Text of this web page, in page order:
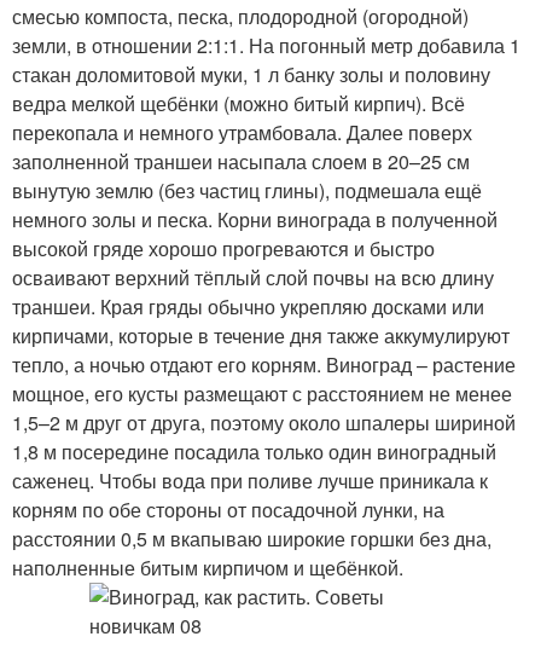
смесью компоста, песка, плодородной (огородной)
земли, в отношении 2:1:1. На погонный метр добавила 1
стакан доломитовой муки, 1 л банку золы и половину
ведра мелкой щебёнки (можно битый кирпич). Всё
перекопала и немного утрамбовала. Далее поверх
заполненной траншеи насыпала слоем в 20–25 см
вынутую землю (без частиц глины), подмешала ещё
немного золы и песка. Корни винограда в полученной
высокой гряде хорошо прогреваются и быстро
осваивают верхний тёплый слой почвы на всю длину
траншеи. Края гряды обычно укрепляю досками или
кирпичами, которые в течение дня также аккумулируют
тепло, а ночью отдают его корням. Виноград – растение
мощное, его кусты размещают с расстоянием не менее
1,5–2 м друг от друга, поэтому около шпалеры шириной
1,8 м посередине посадила только один виноградный
саженец. Чтобы вода при поливе лучше приникала к
корням по обе стороны от посадочной лунки, на
расстоянии 0,5 м вкапываю широкие горшки без дна,
наполненные битым кирпичом и щебёнкой.